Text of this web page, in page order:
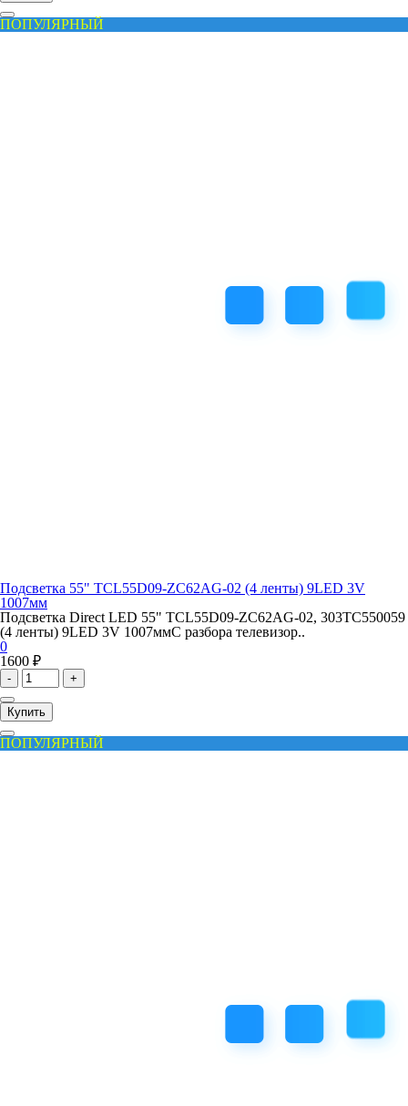
ПОПУЛЯРНЫЙ
Подсветка 55" TCL55D09-ZC62AG-02 (4 ленты) 9LED 3V
1007мм
Подсветка Direct LED 55" TCL55D09-ZC62AG-02, 303TC550059
(4 ленты) 9LED 3V 1007ммС разбора телевизор..
0
1600 ₽
- +
Купить
ПОПУЛЯРНЫЙ